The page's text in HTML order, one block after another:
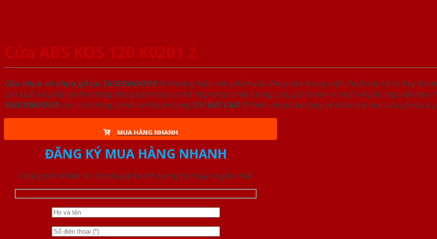
Cửa ABS KOS 120 K0201 2
Cửa nhựa và nhựa gỗ tại SAIGONDOORlà thương hiệu sản phẩm các dòng cửa trong một chuỗi các hệ thống
sản xuất và phân phối những dòng cửa nhựa và hỗ hợp nhựa chất lượng cao, giá thành rẻ nhất và phù hợp với mọi
SAIGONDOORcòn có những chính sách bán hàng ƯU ĐÃI CAOđi kèm với sự đa dạng về mẫu mã, loại cửa gỗ và cả
MUA HÀNG NHANH
ĐĂNG KÝ MUA HÀNG NHANH
Chúng tôi sẽ liên lạc lại với quý khách trong thời gian ngắn nhất